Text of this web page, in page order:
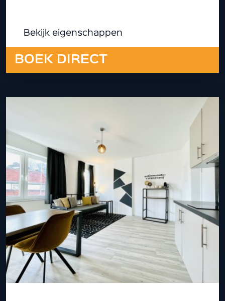
Bekijk eigenschappen
BOEK DIRECT